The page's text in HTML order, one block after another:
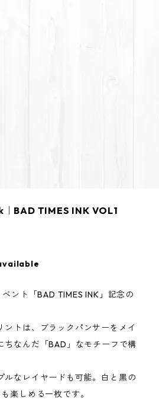
BAD TIMES INK VOL1
ント「BAD TIMES INK」記念の
トは、ブラックパンサーをメイ
ちなんだ「BAD」なモチーフで構
ルなレイヤードも可能。白と黒の
楽しめる一枚です。